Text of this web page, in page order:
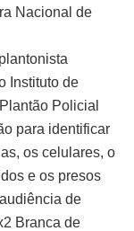
Nacional de
Instituto de
Policial
para identificar
os celulares, o
e os presos
de
Branca de